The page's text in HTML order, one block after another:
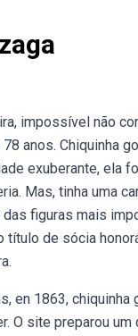
impossível não
anos. Chiquinha
exuberante, ela
Mas, tinha uma
figuras mais
de sócia
en 1863,
O site preparou